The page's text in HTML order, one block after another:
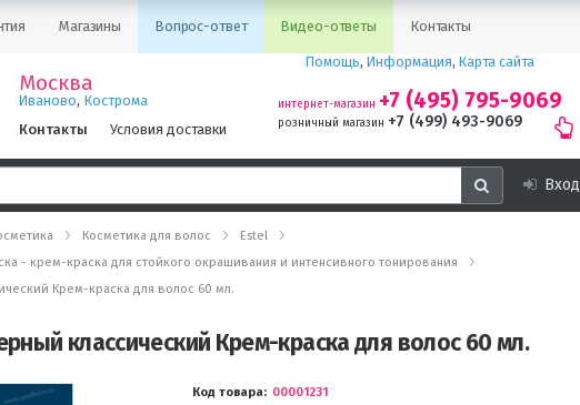
Магазины Вопрос-ответ Видео-ответы Контакты
Москва
Иваново, Кострома
Контакты
Условия доставки
Помощь, Информация, Карта сайта
интернет-магазин +7 (495) 795-9069
розничный магазин +7 (499) 493-9069
Вход
Косметика для волос
Estel
- крем-краска для стойкого окрашивания и интенсивного тонирования
Крем-краска для волос 60 мл.
классический Крем-краска для волос 60 мл.
Код товара
00001231